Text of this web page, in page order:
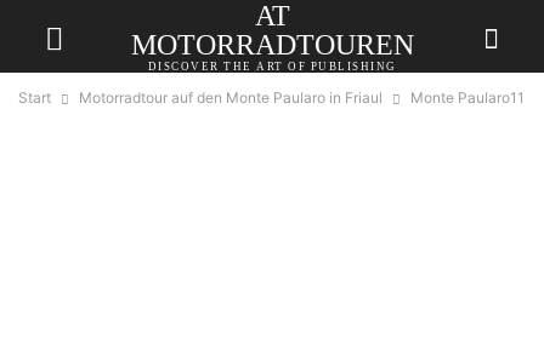
AT
MOTORRADTOUREN
DISCOVER THE ART OF PUBLISHING
Start Motorradtour auf den Monte Paularo in Friaul Monte Paularo11